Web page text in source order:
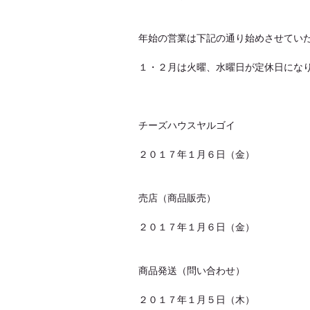
年始の営業は下記の通り始めさせてい
１・２月は火曜、水曜日が定休日にな
チーズハウスヤルゴイ
２０１７年１月６日（金）
売店（商品販売）
２０１７年１月６日（金）
商品発送（問い合わせ）
２０１７年１月５日（木）